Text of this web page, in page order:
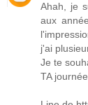
Ahah, je
aux
j'ai
Je te
TA